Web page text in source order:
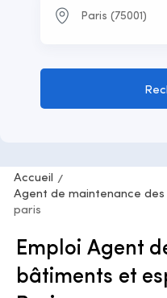
Accueil
Agent de maintenance
paris
Emploi Agent
bâtiments et